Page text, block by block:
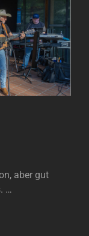
aber gut
…